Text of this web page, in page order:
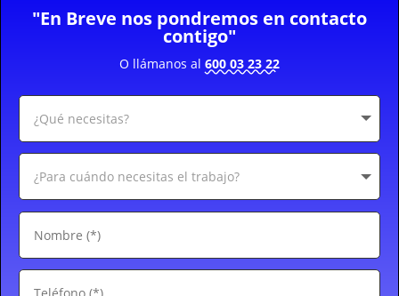
"En Breve nos pondremos en contacto
contigo"
O llámanos al 600 03 23 22